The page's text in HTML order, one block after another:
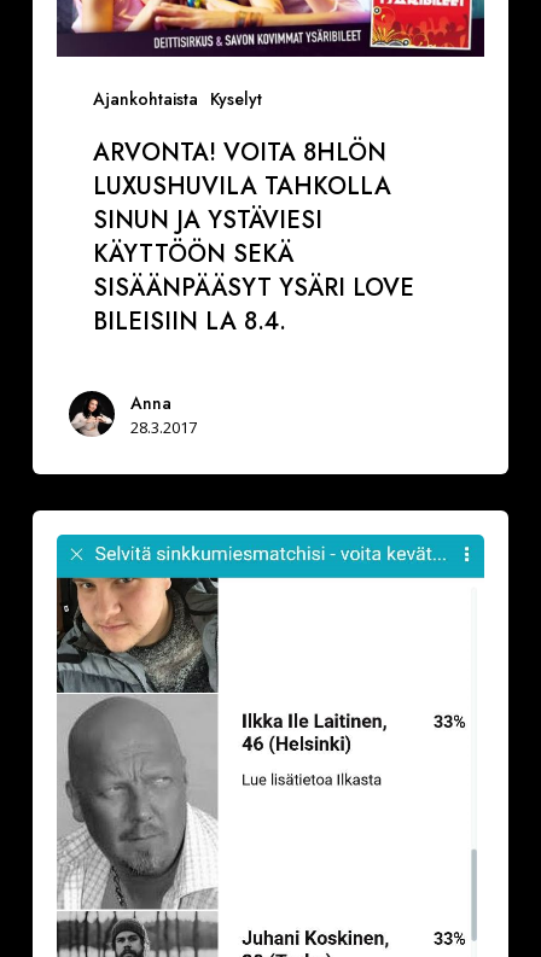
Ajankohtaista Kyselyt
sisäänpääsyt
Bileisiin
ARVONTA! VOITA 8HLÖN
LUXUSHUVILA TAHKOLLA
SINUN JA YSTÄVIESI
KÄYTTÖÖN SEKÄ
SISÄÄNPÄÄSYT YSÄRI LOVE
BILEISIIN LA 8.4.
Anna
28.3.2017
sinkkumiesmatchisi
voita
kevätsiivous!